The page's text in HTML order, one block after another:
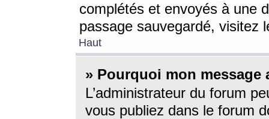
complétés et envoyés à une
passage sauvegardé, visitez
Haut
» Pourquoi mon message
L’administrateur du forum
vous publiez dans le forum